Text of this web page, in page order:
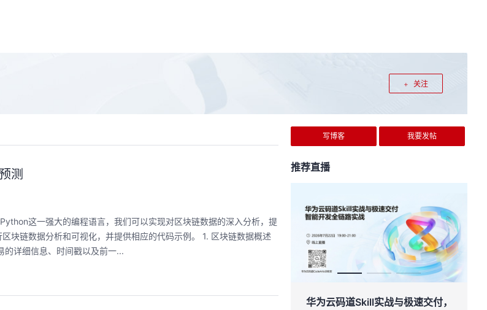
关注
测
这一强大的编程语言，我们可以实现对区块链数据的深入分析，提
块链数据分析和可视化，并提供相应的代码示例。 1. 区块链数据概述
的详细信息、时间戳以及前一...
写博客 我要发帖
推荐直播
华为云码道Skill实战与极速交付，